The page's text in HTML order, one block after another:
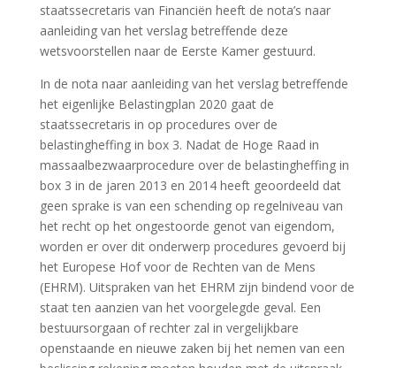
staatssecretaris van Financiën heeft de nota’s naar
aanleiding van het verslag betreffende deze
wetsvoorstellen naar de Eerste Kamer gestuurd.
In de nota naar aanleiding van het verslag betreffende
het eigenlijke Belastingplan 2020 gaat de
staatssecretaris in op procedures over de
belastingheffing in box 3. Nadat de Hoge Raad in
massaalbezwaarprocedure over de belastingheffing in
box 3 in de jaren 2013 en 2014 heeft geoordeeld dat
geen sprake is van een schending op regelniveau van
het recht op het ongestoorde genot van eigendom,
worden er over dit onderwerp procedures gevoerd bij
het Europese Hof voor de Rechten van de Mens
(EHRM). Uitspraken van het EHRM zijn bindend voor de
staat ten aanzien van het voorgelegde geval. Een
bestuursorgaan of rechter zal in vergelijkbare
openstaande en nieuwe zaken bij het nemen van een